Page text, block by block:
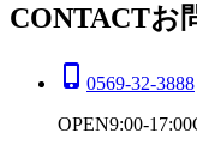
CONTACTお
phone_iphone 0569-32-3888
OPEN9:00-17:00